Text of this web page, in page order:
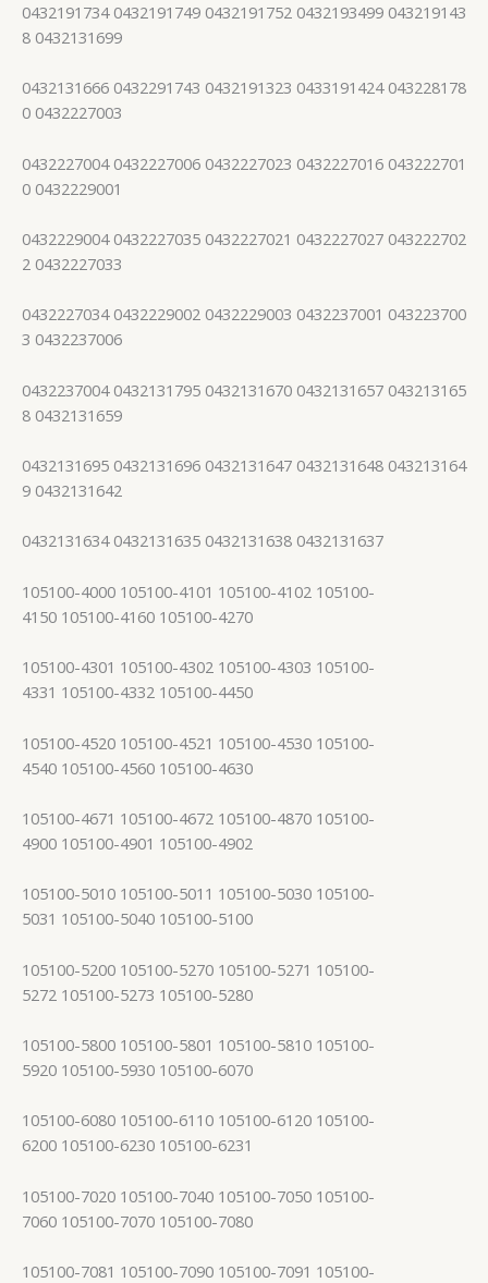
0432191734 0432191749 0432191752 0432193499 043219143
8 0432131699
0432131666 0432291743 0432191323 0433191424 043228178
0 0432227003
0432227004 0432227006 0432227023 0432227016 043222701
0 0432229001
0432229004 0432227035 0432227021 0432227027 043222702
2 0432227033
0432227034 0432229002 0432229003 0432237001 043223700
3 0432237006
0432237004 0432131795 0432131670 0432131657 043213165
8 0432131659
0432131695 0432131696 0432131647 0432131648 043213164
9 0432131642
0432131634 0432131635 0432131638 0432131637
105100-4000 105100-4101 105100-4102 105100-
4150 105100-4160 105100-4270
105100-4301 105100-4302 105100-4303 105100-
4331 105100-4332 105100-4450
105100-4520 105100-4521 105100-4530 105100-
4540 105100-4560 105100-4630
105100-4671 105100-4672 105100-4870 105100-
4900 105100-4901 105100-4902
105100-5010 105100-5011 105100-5030 105100-
5031 105100-5040 105100-5100
105100-5200 105100-5270 105100-5271 105100-
5272 105100-5273 105100-5280
105100-5800 105100-5801 105100-5810 105100-
5920 105100-5930 105100-6070
105100-6080 105100-6110 105100-6120 105100-
6200 105100-6230 105100-6231
105100-7020 105100-7040 105100-7050 105100-
7060 105100-7070 105100-7080
105100-7081 105100-7090 105100-7091 105100-